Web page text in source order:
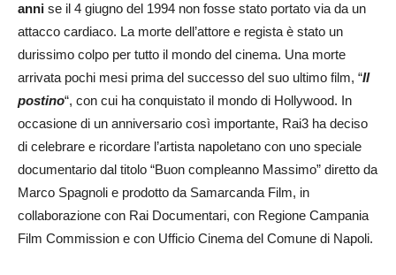
anni se il 4 giugno del 1994 non fosse stato portato via da un
attacco cardiaco. La morte dell’attore e regista è stato un
durissimo colpo per tutto il mondo del cinema. Una morte
arrivata pochi mesi prima del successo del suo ultimo film, “Il
postino“, con cui ha conquistato il mondo di Hollywood. In
occasione di un anniversario così importante, Rai3 ha deciso
di celebrare e ricordare l’artista napoletano con uno speciale
documentario dal titolo “Buon compleanno Massimo” diretto da
Marco Spagnoli e prodotto da Samarcanda Film, in
collaborazione con Rai Documentari, con Regione Campania
Film Commission e con Ufficio Cinema del Comune di Napoli.